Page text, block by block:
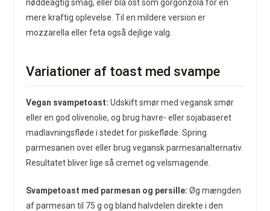
nøddeagtig smag, eller blå ost som gorgonzola for en
mere kraftig oplevelse. Til en mildere version er
mozzarella eller feta også dejlige valg.
Variationer af toast med svampe
Vegan svampetoast: Udskift smør med vegansk smør
eller en god olivenolie, og brug havre- eller sojabaseret
madlavningsfløde i stedet for piskefløde. Spring
parmesanen over eller brug vegansk parmesanalternativ.
Resultatet bliver lige så cremet og velsmagende.
Svampetoast med parmesan og persille: Øg mængden
af parmesan til 75 g og bland halvdelen direkte i den